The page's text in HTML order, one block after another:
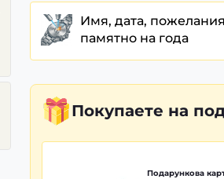
Имя, дата,
памятно на года
Покупаете на
Подарункова